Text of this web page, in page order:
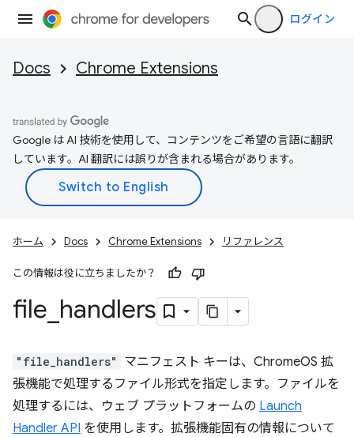
ログイン
Docs Chrome Extensions
Google は AI 技術を使用して、コンテンツをご希望の言語に翻訳
しています。AI 翻訳には誤りが含まれる場合があります。
ホーム Docs Chrome Extensions リファレンス
この情報は役に立ちましたか？
file handlers
"file_handlers"
マニフェスト キーは、ChromeOS 拡
張機能で処理するファイル形式を指定します。ファイルを
処理するには、ウェブ プラットフォームの Launch
Handler API を使用します。拡張機能固有の情報について